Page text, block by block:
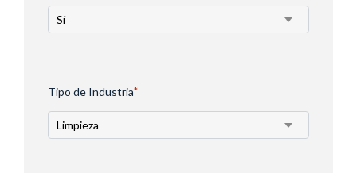
Tipo de Industria*